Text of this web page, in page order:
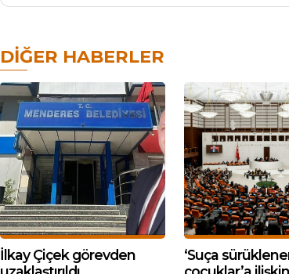
DIĞER HABERLER
İlkay Çiçek görevden
‘Suça